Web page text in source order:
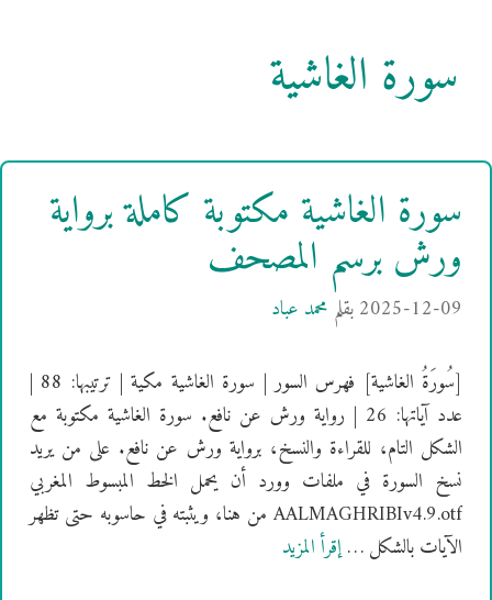
سورة الغاشية
سورة الغاشية مكتوبة كاملة برواية
ورش برسم المصحف
2025-12-09بقلم محمد عباد
[سُورَةُ الغاشية] فهرس السور | سورة الغاشية مكية | ترتيبها: 88 |
عدد آياتها: 26 | رواية ورش عن نافع. سورة الغاشية مكتوبة مع
الشكل التام، للقراءة والنسخ، برواية ورش عن نافع. على من يريد
نسخ السورة في ملفات وورد أن يحمل الخط المبسوط المغربي
AALMAGHRIBIv4.9.otf من هنا، ويثبته في حاسوبه حتى تظهر
الآيات بالشكل …إقرأ المزيد